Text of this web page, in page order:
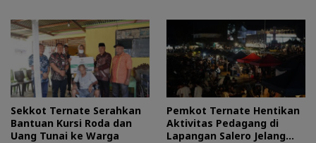
Sekkot Ternate Serahkan
Bantuan Kursi Roda dan
Uang Tunai ke Warga
Pemkot Ternate Hentikan
Aktivitas Pedagang di
Lapangan Salero Jelang